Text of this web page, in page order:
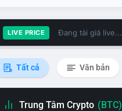
LIVE PRICE Đang tải giá live...
Tất cả Văn bản
Trung Tâm Crypto (BTC)